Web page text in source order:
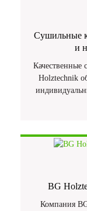
Сушильные
и
Качественные
Holztechnik
BG
Компания